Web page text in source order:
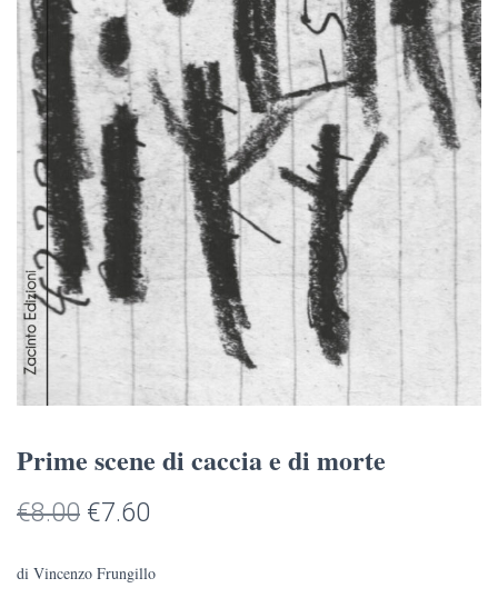
Prime scene di caccia e di morte
€8.00 Il
€7.60
di Vincenzo Frungillo